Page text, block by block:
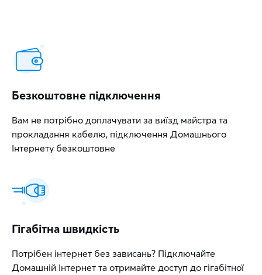
Безкоштовне підключення
Вам не потрібно доплачувати за виїзд майстра та
прокладання кабелю, підключення Домашнього
Інтернету безкоштовне
Гігабітна швидкість
Потрібен інтернет без зависань? Підключайте
Домашній Інтернет та отримайте доступ до гігабітної